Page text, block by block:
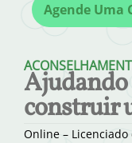
Agende Uma
Ajudando
construir
Online – Licenciado